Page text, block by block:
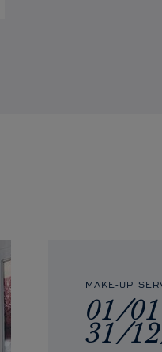
MAKE-UP
01/
31/